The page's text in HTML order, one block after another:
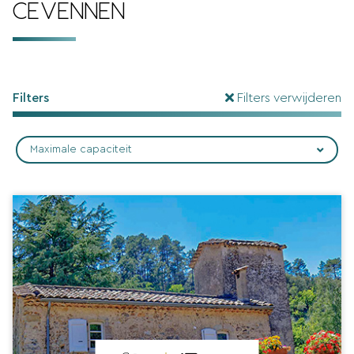
CEVENNEN
Filters Filters verwijderen
Maximale capaciteit